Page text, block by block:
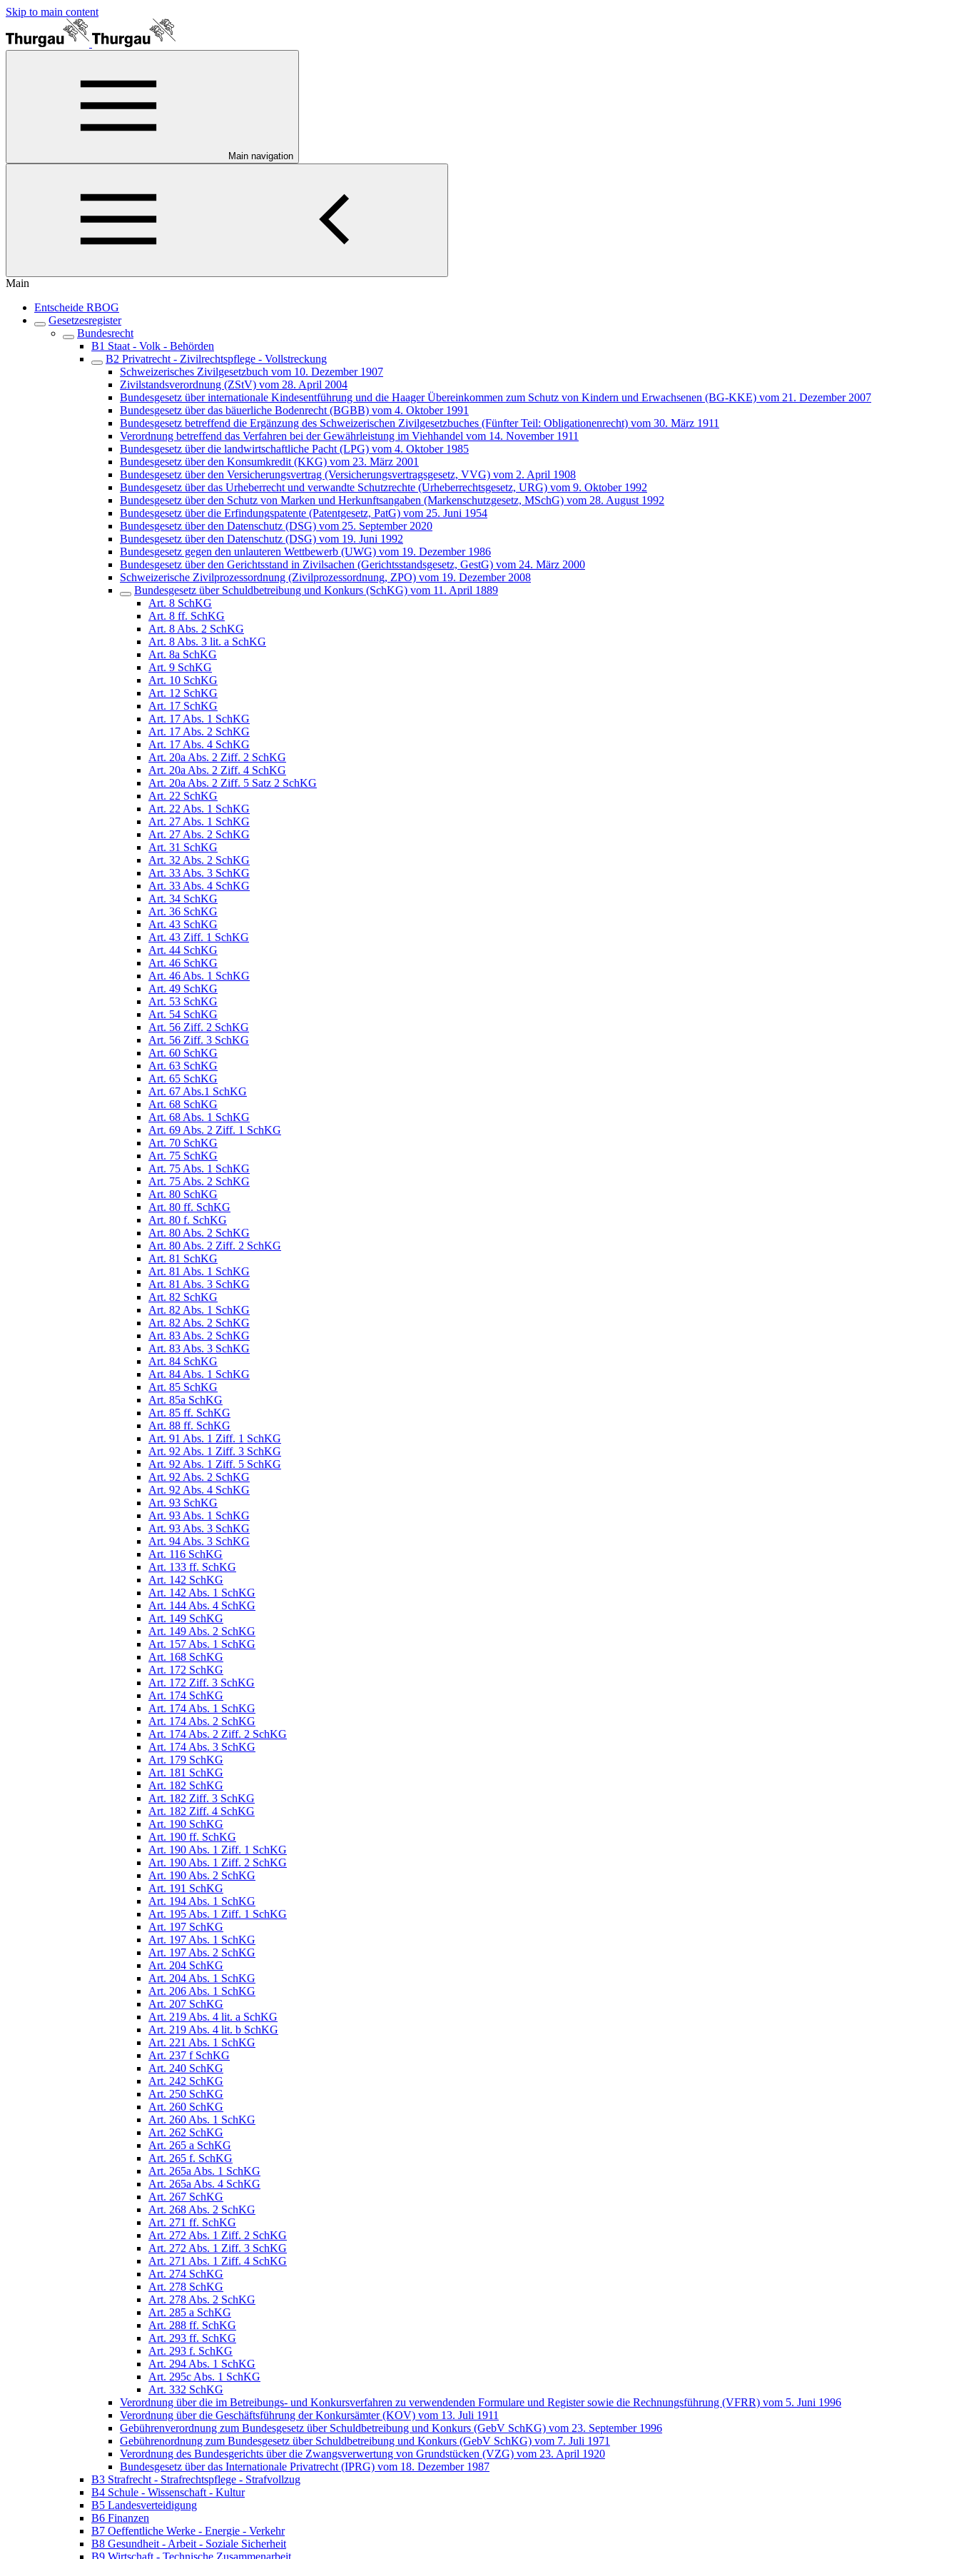
Skip to main content
Main navigation
Main
Entscheide RBOG
Gesetzesregister
Bundesrecht
B1 Staat - Volk - Behörden
B2 Privatrecht - Zivilrechtspflege - Vollstreckung
Schweizerisches Zivilgesetzbuch vom 10. Dezember 1907
Zivilstandsverordnung (ZStV) vom 28. April 2004
Bundesgesetz über internationale Kindesentführung und die Haager Übereinkommen zum Schutz von Kindern und Erwachsenen (BG-KKE) vom 21. Dezember 2007
Bundesgesetz über das bäuerliche Bodenrecht (BGBB) vom 4. Oktober 1991
Bundesgesetz betreffend die Ergänzung des Schweizerischen Zivilgesetzbuches (Fünfter Teil: Obligationenrecht) vom 30. März 1911
Verordnung betreffend das Verfahren bei der Gewährleistung im Viehhandel vom 14. November 1911
Bundesgesetz über die landwirtschaftliche Pacht (LPG) vom 4. Oktober 1985
Bundesgesetz über den Konsumkredit (KKG) vom 23. März 2001
Bundesgesetz über den Versicherungsvertrag (Versicherungsvertragsgesetz, VVG) vom 2. April 1908
Bundesgesetz über das Urheberrecht und verwandte Schutzrechte (Urheberrechtsgesetz, URG) vom 9. Oktober 1992
Bundesgesetz über den Schutz von Marken und Herkunftsangaben (Markenschutzgesetz, MSchG) vom 28. August 1992
Bundesgesetz über die Erfindungspatente (Patentgesetz, PatG) vom 25. Juni 1954
Bundesgesetz über den Datenschutz (DSG) vom 25. September 2020
Bundesgesetz über den Datenschutz (DSG) vom 19. Juni 1992
Bundesgesetz gegen den unlauteren Wettbewerb (UWG) vom 19. Dezember 1986
Bundesgesetz über den Gerichtsstand in Zivilsachen (Gerichtsstandsgesetz, GestG) vom 24. März 2000
Schweizerische Zivilprozessordnung (Zivilprozessordnung, ZPO) vom 19. Dezember 2008
Bundesgesetz über Schuldbetreibung und Konkurs (SchKG) vom 11. April 1889
Art. 8 SchKG
Art. 8 ff. SchKG
Art. 8 Abs. 2 SchKG
Art. 8 Abs. 3 lit. a SchKG
Art. 8a SchKG
Art. 9 SchKG
Art. 10 SchKG
Art. 12 SchKG
Art. 17 SchKG
Art. 17 Abs. 1 SchKG
Art. 17 Abs. 2 SchKG
Art. 17 Abs. 4 SchKG
Art. 20a Abs. 2 Ziff. 2 SchKG
Art. 20a Abs. 2 Ziff. 4 SchKG
Art. 20a Abs. 2 Ziff. 5 Satz 2 SchKG
Art. 22 SchKG
Art. 22 Abs. 1 SchKG
Art. 27 Abs. 1 SchKG
Art. 27 Abs. 2 SchKG
Art. 31 SchKG
Art. 32 Abs. 2 SchKG
Art. 33 Abs. 3 SchKG
Art. 33 Abs. 4 SchKG
Art. 34 SchKG
Art. 36 SchKG
Art. 43 SchKG
Art. 43 Ziff. 1 SchKG
Art. 44 SchKG
Art. 46 SchKG
Art. 46 Abs. 1 SchKG
Art. 49 SchKG
Art. 53 SchKG
Art. 54 SchKG
Art. 56 Ziff. 2 SchKG
Art. 56 Ziff. 3 SchKG
Art. 60 SchKG
Art. 63 SchKG
Art. 65 SchKG
Art. 67 Abs.1 SchKG
Art. 68 SchKG
Art. 68 Abs. 1 SchKG
Art. 69 Abs. 2 Ziff. 1 SchKG
Art. 70 SchKG
Art. 75 SchKG
Art. 75 Abs. 1 SchKG
Art. 75 Abs. 2 SchKG
Art. 80 SchKG
Art. 80 ff. SchKG
Art. 80 f. SchKG
Art. 80 Abs. 2 SchKG
Art. 80 Abs. 2 Ziff. 2 SchKG
Art. 81 SchKG
Art. 81 Abs. 1 SchKG
Art. 81 Abs. 3 SchKG
Art. 82 SchKG
Art. 82 Abs. 1 SchKG
Art. 82 Abs. 2 SchKG
Art. 83 Abs. 2 SchKG
Art. 83 Abs. 3 SchKG
Art. 84 SchKG
Art. 84 Abs. 1 SchKG
Art. 85 SchKG
Art. 85a SchKG
Art. 85 ff. SchKG
Art. 88 ff. SchKG
Art. 91 Abs. 1 Ziff. 1 SchKG
Art. 92 Abs. 1 Ziff. 3 SchKG
Art. 92 Abs. 1 Ziff. 5 SchKG
Art. 92 Abs. 2 SchKG
Art. 92 Abs. 4 SchKG
Art. 93 SchKG
Art. 93 Abs. 1 SchKG
Art. 93 Abs. 3 SchKG
Art. 94 Abs. 3 SchKG
Art. 116 SchKG
Art. 133 ff. SchKG
Art. 142 SchKG
Art. 142 Abs. 1 SchKG
Art. 144 Abs. 4 SchKG
Art. 149 SchKG
Art. 149 Abs. 2 SchKG
Art. 157 Abs. 1 SchKG
Art. 168 SchKG
Art. 172 SchKG
Art. 172 Ziff. 3 SchKG
Art. 174 SchKG
Art. 174 Abs. 1 SchKG
Art. 174 Abs. 2 SchKG
Art. 174 Abs. 2 Ziff. 2 SchKG
Art. 174 Abs. 3 SchKG
Art. 179 SchKG
Art. 181 SchKG
Art. 182 SchKG
Art. 182 Ziff. 3 SchKG
Art. 182 Ziff. 4 SchKG
Art. 190 SchKG
Art. 190 ff. SchKG
Art. 190 Abs. 1 Ziff. 1 SchKG
Art. 190 Abs. 1 Ziff. 2 SchKG
Art. 190 Abs. 2 SchKG
Art. 191 SchKG
Art. 194 Abs. 1 SchKG
Art. 195 Abs. 1 Ziff. 1 SchKG
Art. 197 SchKG
Art. 197 Abs. 1 SchKG
Art. 197 Abs. 2 SchKG
Art. 204 SchKG
Art. 204 Abs. 1 SchKG
Art. 206 Abs. 1 SchKG
Art. 207 SchKG
Art. 219 Abs. 4 lit. a SchKG
Art. 219 Abs. 4 lit. b SchKG
Art. 221 Abs. 1 SchKG
Art. 237 f SchKG
Art. 240 SchKG
Art. 242 SchKG
Art. 250 SchKG
Art. 260 SchKG
Art. 260 Abs. 1 SchKG
Art. 262 SchKG
Art. 265 a SchKG
Art. 265 f. SchKG
Art. 265a Abs. 1 SchKG
Art. 265a Abs. 4 SchKG
Art. 267 SchKG
Art. 268 Abs. 2 SchKG
Art. 271 ff. SchKG
Art. 272 Abs. 1 Ziff. 2 SchKG
Art. 272 Abs. 1 Ziff. 3 SchKG
Art. 271 Abs. 1 Ziff. 4 SchKG
Art. 274 SchKG
Art. 278 SchKG
Art. 278 Abs. 2 SchKG
Art. 285 a SchKG
Art. 288 ff. SchKG
Art. 293 ff. SchKG
Art. 293 f. SchKG
Art. 294 Abs. 1 SchKG
Art. 295c Abs. 1 SchKG
Art. 332 SchKG
Verordnung über die im Betreibungs- und Konkursverfahren zu verwendenden Formulare und Register sowie die Rechnungsführung (VFRR) vom 5. Juni 1996
Verordnung über die Geschäftsführung der Konkursämter (KOV) vom 13. Juli 1911
Gebührenverordnung zum Bundesgesetz über Schuldbetreibung und Konkurs (GebV SchKG) vom 23. September 1996
Gebührenordnung zum Bundesgesetz über Schuldbetreibung und Konkurs (GebV SchKG) vom 7. Juli 1971
Verordnung des Bundesgerichts über die Zwangsverwertung von Grundstücken (VZG) vom 23. April 1920
Bundesgesetz über das Internationale Privatrecht (IPRG) vom 18. Dezember 1987
B3 Strafrecht - Strafrechtspflege - Strafvollzug
B4 Schule - Wissenschaft - Kultur
B5 Landesverteidigung
B6 Finanzen
B7 Oeffentliche Werke - Energie - Verkehr
B8 Gesundheit - Arbeit - Soziale Sicherheit
B9 Wirtschaft - Technische Zusammenarbeit